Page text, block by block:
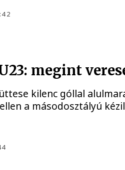
megint
kilenc góllal
a másodosztályú